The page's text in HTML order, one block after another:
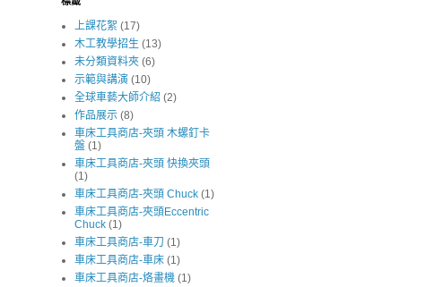
上課花絮 (17)
木工教學招生 (13)
未分類資料夾 (6)
示範與講演 (10)
全球車藝大師介紹 (2)
作品展示 (8)
車床工具商店-夾頭 木螺釘卡
盤 (1)
車床工具商店-夾頭 快換夾頭
(1)
車床工具商店-夾頭 Chuck (1)
車床工具商店-夾頭Eccentric
Chuck (1)
車床工具商店-車刀 (1)
車床工具商店-車床 (1)
車床工具商店-烙畫機 (1)